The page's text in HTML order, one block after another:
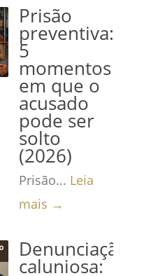
Prisão
preventiva:
5
momentos
em que o
acusado
pode ser
solto
(2026)
Prisão... Leia
mais →
Denunciação
caluniosa: